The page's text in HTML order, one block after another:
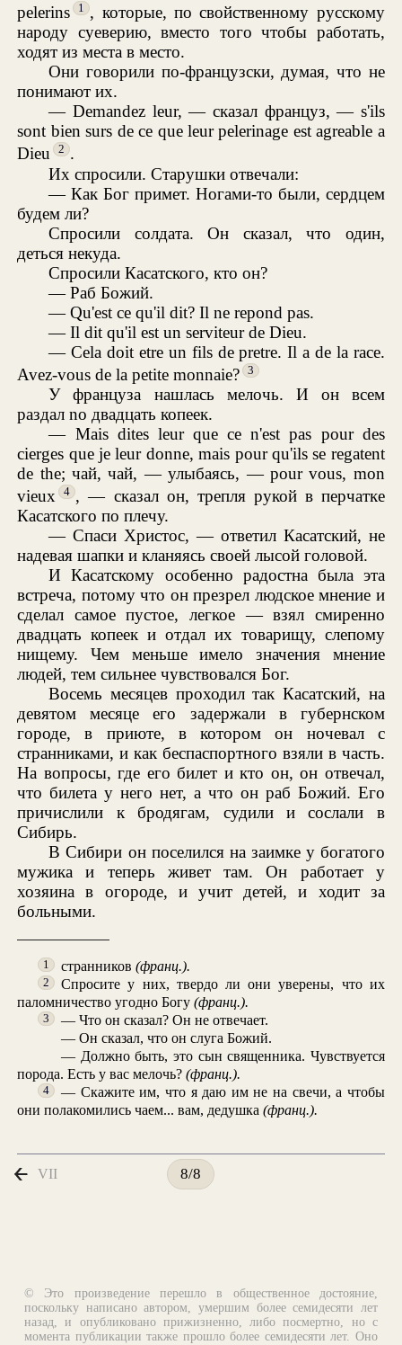
pelerins
1
, которые, по свойственному русскому
народу суеверию, вместо того чтобы работать,
ходят из места в место.
Они говорили по-французски, думая, что не
понимают их.
— Demandez leur, — сказал француз, — s'ils
sont bien surs de ce que leur pelerinage est agreable a
Dieu
2 .
Их спросили. Старушки отвечали:
— Как Бог примет. Ногами-то были, сердцем
будем ли?
Спросили солдата. Он сказал, что один,
деться некуда.
Спросили Касатского, кто он?
— Раб Божий.
— Qu'est ce qu'il dit? Il ne repond pas.
— Il dit qu'il est un serviteur de Dieu.
— Cela doit etre un fils de pretre. Il a de la race.
Avez-vous de la petite monnaie?
3
У француза нашлась мелочь. И он всем
раздал no двадцать копеек.
— Mais dites leur que ce n'est pas pour des
cierges que je leur donne, mais pour qu'ils se regatent
de the; чай, чай, — улыбаясь, — pour vous, mon
vieux
4 , — сказал он, трепля рукой в перчатке
Касатского по плечу.
— Спаси Христос, — ответил Касатский, не
надевая шапки и кланяясь своей лысой головой.
И Касатскому особенно радостна была эта
встреча, потому что он презрел людское мнение и
сделал самое пустое, легкое — взял смиренно
двадцать копеек и отдал их товарищу, слепому
нищему. Чем меньше имело значения мнение
людей, тем сильнее чувствовался Бог.
Восемь месяцев проходил так Касатский, на
девятом месяце его задержали в губернском
городе, в приюте, в котором он ночевал с
странниками, и как беспаспортного взяли в часть.
На вопросы, где его билет и кто он, он отвечал,
что билета у него нет, а что он раб Божий. Его
причислили к бродягам, судили и сослали в
Сибирь.
В Сибири он поселился на заимке у богатого
мужика и теперь живет там. Он работает у
хозяина в огороде, и учит детей, и ходит за
больными.
1 странников(франц.).
2
Спросите у них, твердо ли они уверены, что их
паломничество угодно Богу(франц.).
3
— Что он сказал? Он не отвечает.
— Он сказал, что он слуга Божий.
— Должно быть, это сын священника. Чувствуется
порода. Есть у вас мелочь?(франц.).
4
— Скажите им, что я даю им не на свечи, а чтобы
они полакомились чаем... вам, дедушка(франц.).
VII 8/8
© Это произведение перешло в общественное достояние,
поскольку написано автором, умершим более семидесяти лет
назад, и опубликовано прижизненно, либо посмертно, но с
момента публикации также прошло более семидесяти лет. Оно